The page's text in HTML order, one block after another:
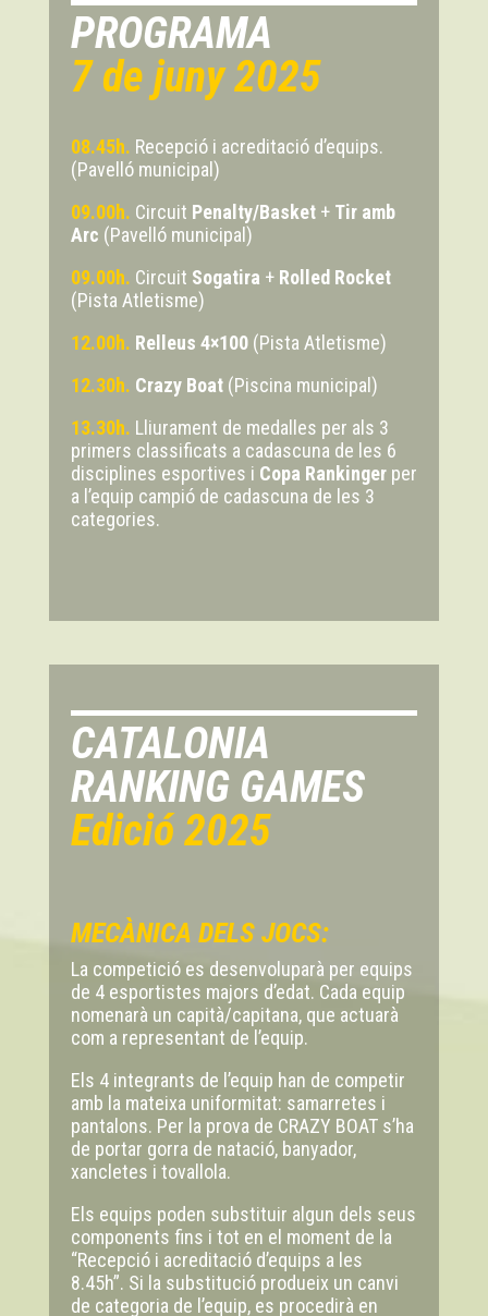
PROGRAMA
7 de juny 2025
08.45h. Recepció i acreditació d’equips.
(Pavelló municipal)
09.00h. Circuit Penalty/Basket+ Tir amb
Arc (Pavelló municipal)
09.00h. Circuit Sogatira + Rolled Rocket
(Pista Atletisme)
12.00h. Relleus 4×100(Pista Atletisme)
12.30h. Crazy Boat(Piscina municipal)
13.30h. Lliurament de medalles per als 3
primers classificats a cadascuna de les 6
disciplines esportives i Copa Rankingerper
a l’equip campió de cadascuna de les 3
categories.
CATALONIA
RANKING GAMES
Edició 2025
MECÀNICA DELS JOCS:
La competició es desenvoluparà per equips
de 4 esportistes majors d’edat. Cada equip
nomenarà un capità/capitana, que actuarà
com a representant de l’equip.
Els 4 integrants de l’equip han de competir
amb la mateixa uniformitat: samarretes i
pantalons. Per la prova de CRAZY BOAT s’ha
de portar gorra de natació, banyador,
xancletes i tovallola.
Els equips poden substituir algun dels seus
components fins i tot en el moment de la
“Recepció i acreditació d’equips a les
8.45h”. Si la substitució produeix un canvi
de categoria de l’equip, es procedirà en